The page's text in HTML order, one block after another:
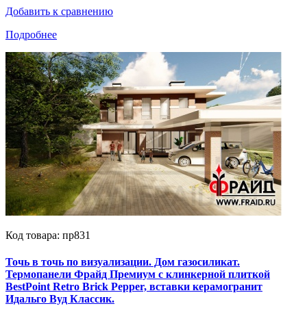
Добавить к сравнению
Подробнее
Код товара: пр831
Точь в точь по визуализации. Дом газосиликат.
Термопанели Фрайд Премиум с клинкерной плиткой
BestPoint Retro Brick Pepper, вставки керамогранит
Идальго Вуд Классик.